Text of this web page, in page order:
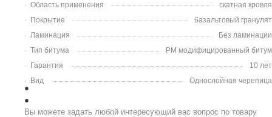
Область применения
скатная кровля
Покрытие
базальтовый гранулят
Ламинация
Без ламинации
Тип битума
PM модифицированный битум
Гарантия
10 лет
Вид
Однослойная черепица
Вы можете задать любой интересующий вас вопрос по товару